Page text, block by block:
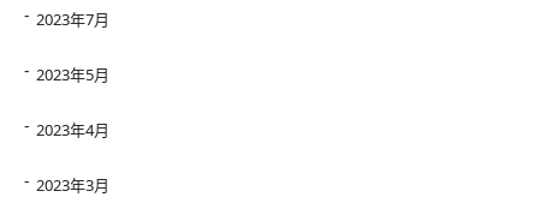
2023年7月
2023年5月
2023年4月
2023年3月